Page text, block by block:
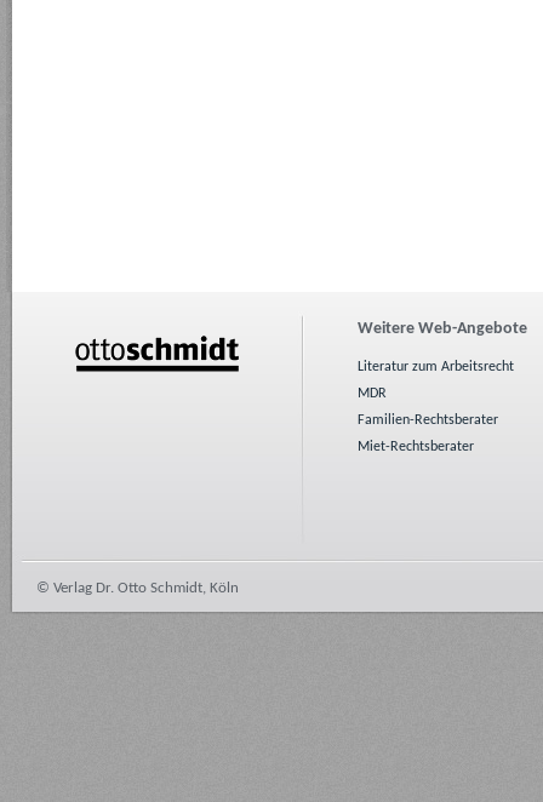
Weitere Web-Angebote
Literatur zum Arbeitsrecht
MDR
Familien-Rechtsberater
Miet-Rechtsberater
© Verlag Dr. Otto Schmidt, Köln